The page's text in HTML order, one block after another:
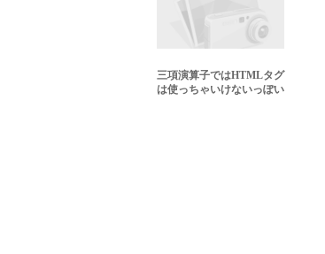
三項演算子ではHTMLタグ
は使っちゃいけないっぽい